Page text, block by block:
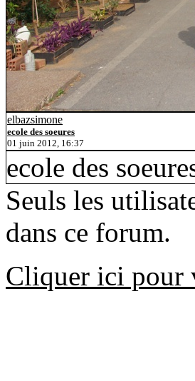
elbazsimone
ecole des soeures
01 juin 2012, 16:37
ecole des
Seuls les
dans ce forum.
Cliquer ici pour